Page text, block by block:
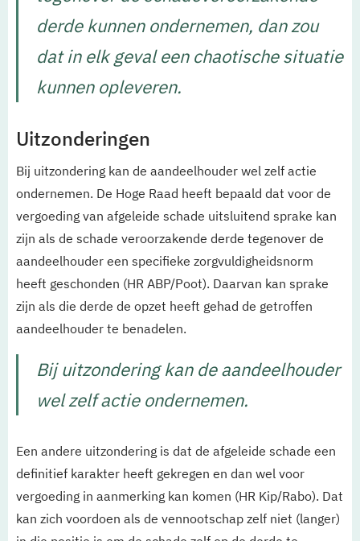
derde kunnen ondernemen, dan zou
dat in elk geval een chaotische situatie
kunnen opleveren.
Uitzonderingen
Bij uitzondering kan de aandeelhouder wel zelf actie
ondernemen. De Hoge Raad heeft bepaald dat voor de
vergoeding van afgeleide schade uitsluitend sprake kan
zijn als de schade veroorzakende derde tegenover de
aandeelhouder een specifieke zorgvuldigheidsnorm
heeft geschonden (HR ABP/Poot). Daarvan kan sprake
zijn als die derde de opzet heeft gehad de getroffen
aandeelhouder te benadelen.
Bij uitzondering kan de aandeelhouder
wel zelf actie ondernemen.
Een andere uitzondering is dat de afgeleide schade een
definitief karakter heeft gekregen en dan wel voor
vergoeding in aanmerking kan komen (HR Kip/Rabo). Dat
kan zich voordoen als de vennootschap zelf niet (langer)